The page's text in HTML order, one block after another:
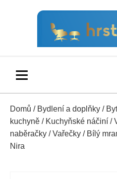
Domů / Bydlení a doplňky /
kuchyně / Kuchyňské náčiní /
naběračky /Vařečky / Bílý
Nira